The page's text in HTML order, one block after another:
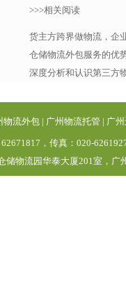
>>>相关阅读
货主方跨界做物流，企
仓储物流外包服务的优
深度分析和认识第三方
物流外包 | 广州物流托管 | 广
，传真：020-
储物流园华泰大厦201室，广